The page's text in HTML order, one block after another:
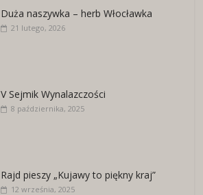
Duża naszywka – herb Włocławka
21 lutego, 2026
V Sejmik Wynalazczości
8 października, 2025
Rajd pieszy „Kujawy to piękny kraj”
12 września, 2025